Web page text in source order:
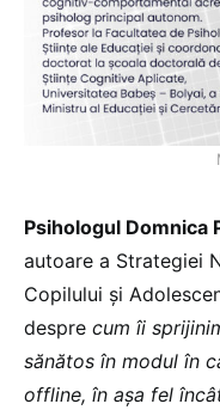
Psihologul Domnica
autoare a Strategiei
Copilului și
despre cum îi
sănătos în modul în
offline, în așa fel